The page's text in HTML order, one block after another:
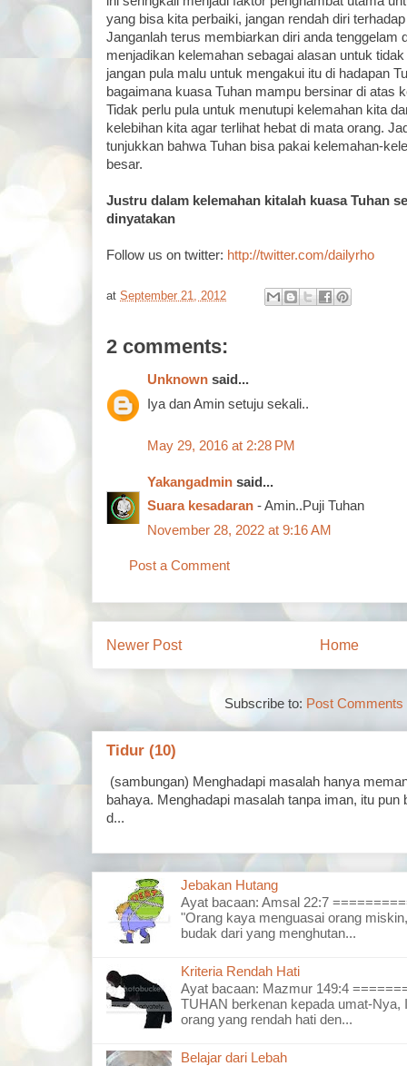
yang bisa kita perbaiki, jangan rendah diri
Janganlah terus membiarkan diri anda tenggelam
menjadikan kelemahan sebagai alasan untuk
jangan pula malu untuk mengakui itu di hadapan
bagaimana kuasa Tuhan mampu bersinar di atas
Tidak perlu pula untuk menutupi kelemahan kita
kelebihan kita agar terlihat hebat di mata orang.
tunjukkan bahwa Tuhan bisa pakai kelemahan-
besar.
Justru dalam kelemahan kitalah kuasa Tuhan
dinyatakan
Follow us on twitter: http://twitter.com/dailyrho
at September 21, 2012
2 comments:
Unknown said...
Iya dan Amin setuju sekali..
May 29, 2016 at 2:28 PM
Yakangadmin said...
Suara kesadaran - Amin..Puji Tuhan
November 28, 2022 at 9:16 AM
Post a Comment
Newer Post Home
Subscribe to: Post Comments
Tidur (10)
(sambungan) Menghadapi masalah hanya
bahaya. Menghadapi masalah tanpa iman, itu
d...
Jebakan Hutang
Ayat bacaan: Amsal 22:7
"Orang kaya menguasai orang
budak dari yang menghutan...
Kriteria Rendah Hati
Ayat bacaan: Mazmur 149:4
TUHAN berkenan kepada umat-Nya,
orang yang rendah hati den...
Belajar dari Lebah